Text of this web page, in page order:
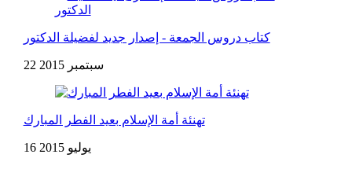
كتاب دروس الجمعة - إصدار جديد لفضيلة الدكتور
22 سبتمبر 2015
تهنئة أمة الإسلام بعيد الفطر المبارك
16 يوليو 2015